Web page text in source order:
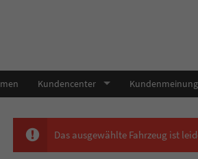
Kundencenter
Das ausgewählte Fahrzeug ist